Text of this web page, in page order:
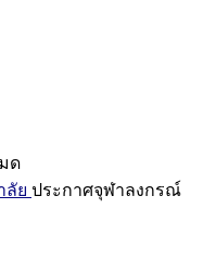
ด
ลัย ประกาศจุฬาลงกรณ์